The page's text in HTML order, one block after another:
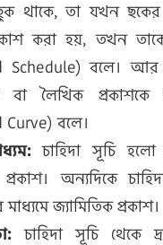
থাকে, তা যখন ছকের
করা হয়, তখন
Schedule) বলে। আর
বা লৈখিক প্রকাশকে
বলে।
চাহিদা সূচি হলো
অন্যদিকে
মাধ্যমে জ্যামিতিক প্রকাশ।
চাহিদা সূচি থেকে